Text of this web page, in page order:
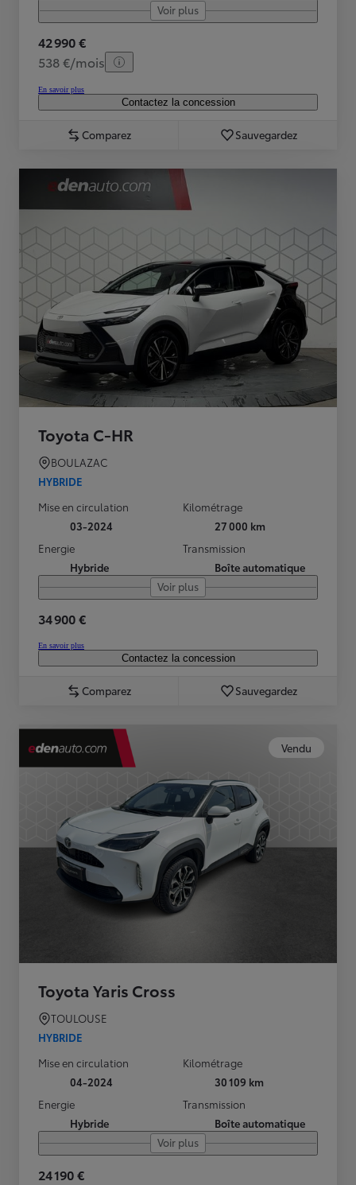
Voir plus
42 990 €
538 €/mois
En savoir plus
Contactez la concession
Comparez Sauvegardez
Toyota C-HR
BOULAZAC
HYBRIDE
Mise en circulation
03-2024
Kilométrage
27 000 km
Energie
Hybride
Transmission
Boîte automatique
Voir plus
34 900 €
En savoir plus
Contactez la concession
Comparez Sauvegardez
Vendu
Toyota Yaris Cross
TOULOUSE
HYBRIDE
Mise en circulation
04-2024
Kilométrage
30 109 km
Energie
Hybride
Transmission
Boîte automatique
Voir plus
24 190 €